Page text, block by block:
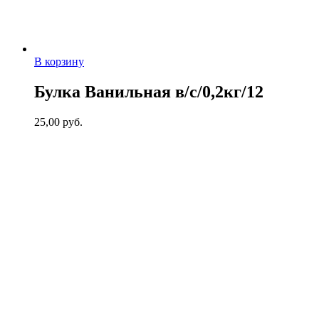
В корзину
Булка Ванильная в/с/0,2кг/12
25,00 руб.